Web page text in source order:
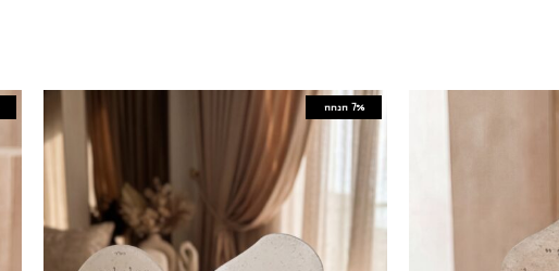
7% הנחה